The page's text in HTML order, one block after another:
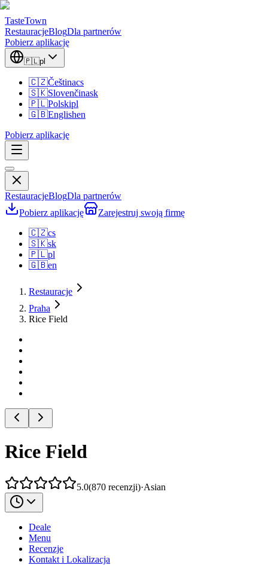
TasteTown
RestauracjeBlogDla partnerów
Pobierz aplikację
🇵🇱pl
🇨🇿Češtinacs
🇸🇰Slovenčinask
🇵🇱Polskipl
🇬🇧Englishen
Pobierz aplikację
RestauracjeBlogDla partnerów
Pobierz aplikację
Zarejestruj swoją firmę
🇨🇿cs
🇸🇰sk
🇵🇱pl
🇬🇧en
Restauracje
Praha
Rice Field
Rice Field
5.0(870 recenzji)·Asian
Deale
Menu
Recenzje
Kontakt i Lokalizacja